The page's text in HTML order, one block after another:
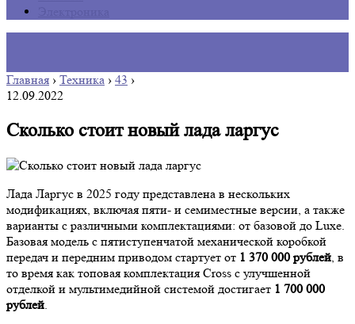
Главная › Техника › 43 ›
12.09.2022
Сколько стоит новый лада ларгус
Лада Ларгус в 2025 году представлена в нескольких
модификациях, включая пяти- и семиместные версии, а также
варианты с различными комплектациями: от базовой до Luxe.
Базовая модель с пятиступенчатой механической коробкой
передач и передним приводом стартует от 1 370 000 рублей, в
то время как топовая комплектация Cross с улучшенной
отделкой и мультимедийной системой достигает 1 700 000
рублей.